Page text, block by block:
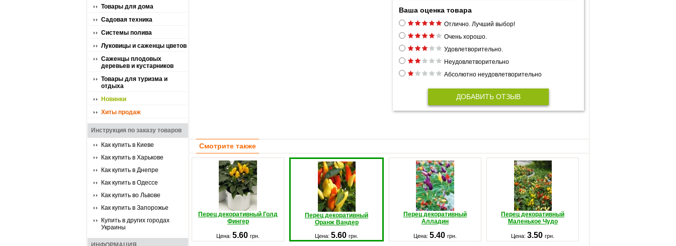
Товары для дома
Садовая техника
Системы полива
Луковицы и саженцы цветов
Саженцы плодовых
деревьев и кустарников
Товары для туризма и
отдыха
Новинки
Хиты продаж
Инструкция по заказу товаров
Как купить в Киеве
Как купить в Харькове
Как купить в Днепре
Как купить в Одессе
Как купить во Львове
Как купить в Запорожье
Купить в других городах
Украины
Ваша оценка товара
Отлично. Лучший выбор!
Очень хорошо.
Удовлетворительно.
Неудовлетворительно
Абсолютно неудовлетворительно
ДОБАВИТЬ ОТЗЫВ
Смотрите также
Перец декоративный Голд
Фингер
Перец декоративный
Оранж Вандер
Перец декоративный
Алладин
Перец декоративный
Маленькое Чудо
Цена: 5.60 грн. Цена: 5.60 грн. Цена: 5.40 грн. Цена: 3.50 грн.